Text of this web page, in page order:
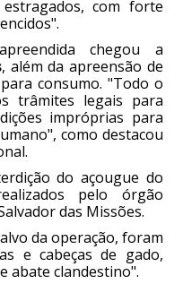
com forte
chegou a
, além da apreensão de
consumo. "Todo o
trâmites legais para
impróprias para
como destacou
do açougue do
pelo órgão
das Missões.
da operação, foram
e cabeças de gado,
abate clandestino".